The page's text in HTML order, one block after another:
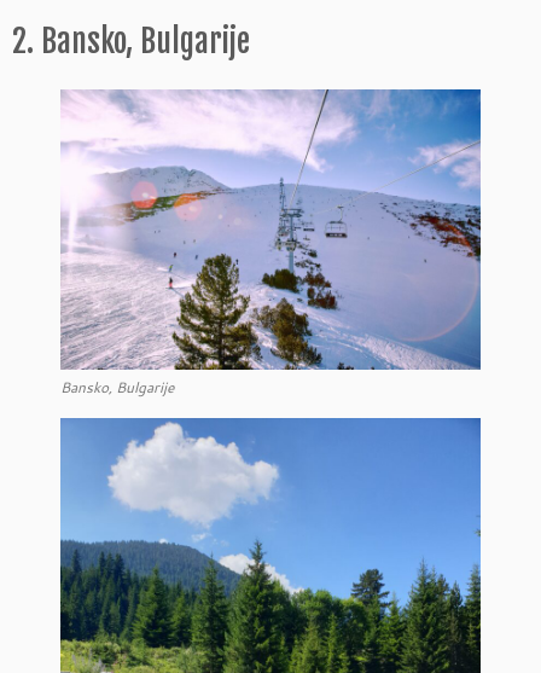
2. Bansko, Bulgarije
Bansko, Bulgarije